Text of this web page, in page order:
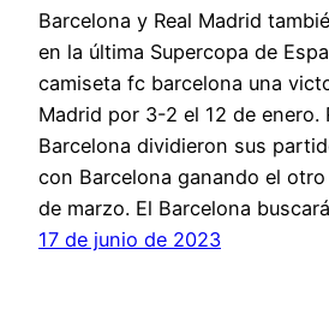
Barcelona y Real Madrid
en la última Supercopa de
camiseta fc barcelona una
Madrid por 3-2 el 12 de enero.
Barcelona dividieron sus
con Barcelona ganando el
de marzo. El Barcelona
17 de junio de 2023